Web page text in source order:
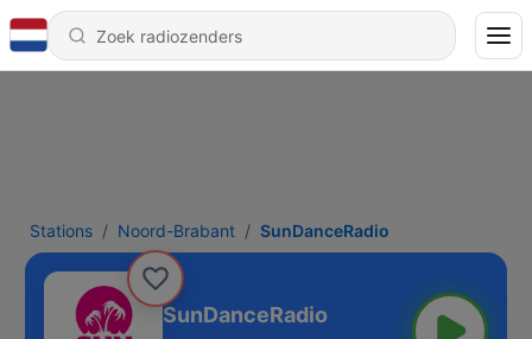
Stations Noord-Brabant SunDanceRadio
SunDanceRadio